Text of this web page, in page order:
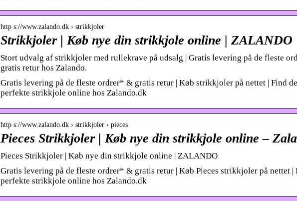
http s://www.zalando.dk › strikkjoler
Strikkjoler | Køb nye din strikkjole online | ZALANDO
Stort udvalg af strikkjoler med rullekrave på udsalg | Gratis levering på de fleste
gratis retur hos Zalando.
Gratis levering på de fleste ordrer* & gratis retur | Køb strikkjoler på nettet | Find
perfekte strikkjole online hos Zalando.dk
http s://www.zalando.dk › strikkjoler › pieces
Pieces Strikkjoler | Køb nye din strikkjole online –
Pieces Strikkjoler | Køb nye din strikkjole online | ZALANDO
Gratis levering på de fleste ordrer* & gratis retur | Køb Pieces strikkjoler på nettet |
perfekte strikkjole online hos Zalando.dk